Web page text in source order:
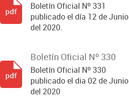
Boletín Oficial Nº 331
publicado el día 12 de Junio
del 2020.
pdf
Boletín Oficial Nº 330
Boletín Oficial Nº 330
publicado el dia 02 de Junio
del 2020
pdf